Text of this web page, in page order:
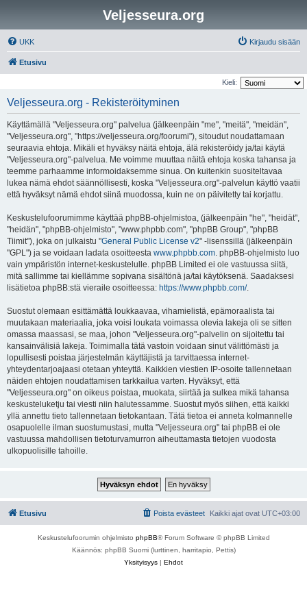
Veljesseura.org
UKK Kirjaudu sisään
Etusivu
Kieli:
Veljesseura.org - Rekisteröityminen
Käyttämällä "Veljesseura.org" palvelua (jälkeenpäin "me", "meitä", "meidän",
"Veljesseura.org", "https://veljesseura.org/foorumi"), sitoudut noudattamaan
seuraavia ehtoja. Mikäli et hyväksy näitä ehtoja, älä rekisteröidy ja/tai käytä
"Veljesseura.org"-palvelua. Me voimme muuttaa näitä ehtoja koska tahansa ja
teemme parhaamme informoidaksemme sinua. On kuitenkin suositeltavaa
lukea nämä ehdot säännöllisesti, koska "Veljesseura.org"-palvelun käyttö vaatii
että hyväksyt nämä ehdot siinä muodossa, kuin ne on päivitetty tai korjattu.
Keskustelufoorumimme käyttää phpBB-ohjelmistoa, (jälkeenpäin "he", "heidät",
"heidän", "phpBB-ohjelmisto", "www.phpbb.com", "phpBB Group", "phpBB
Tiimit"), joka on julkaistu "General Public License v2" -lisenssillä (jälkeenpäin
"GPL") ja se voidaan ladata osoitteesta www.phpbb.com. phpBB-ohjelmisto luo
vain ympäristön internet-keskustelulle. phpBB Limited ei ole vastuussa siitä,
mitä sallimme tai kiellämme sopivana sisältönä ja/tai käytöksenä. Saadaksesi
lisätietoa phpBB:stä vieraile osoitteessa: https://www.phpbb.com/.
Suostut olemaan esittämättä loukkaavaa, vihamielistä, epämoraalista tai
muutakaan materiaalia, joka voisi loukata voimassa olevia lakeja oli se sitten
omassa maassasi, se maa, johon "Veljesseura.org"-palvelin on sijoitettu tai
kansainvälisiä lakeja. Toimimalla tätä vastoin voidaan sinut välittömästi ja
lopullisesti poistaa järjestelmän käyttäjistä ja tarvittaessa internet-
yhteydentarjoajaasi otetaan yhteyttä. Kaikkien viestien IP-osoite tallennetaan
näiden ehtojen noudattamisen tarkkailua varten. Hyväksyt, että
"Veljesseura.org" on oikeus poistaa, muokata, siirtää ja sulkea mikä tahansa
keskusteluketju tai viesti niin halutessamme. Suostut myös siihen, että kaikki
yllä annettu tieto tallennetaan tietokantaan. Tätä tietoa ei anneta kolmannelle
osapuolelle ilman suostumustasi, mutta "Veljesseura.org" tai phpBB ei ole
vastuussa mahdollisen tietoturvamurron aiheuttamasta tietojen vuodosta
ulkopuolisille tahoille.
Etusivu Kaikki ajat ovat UTC+03:00
Poista evästeet
Keskustelufoorumin ohjelmisto phpBB® Forum Software © phpBB Limited
Käännös: phpBB Suomi (lurttinen, harritapio, Pettis)
Yksityisyys | Ehdot